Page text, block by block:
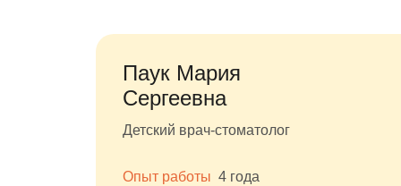
Паук Мария
Сергеевна
Детский врач-стоматолог
Опыт работы 4 года